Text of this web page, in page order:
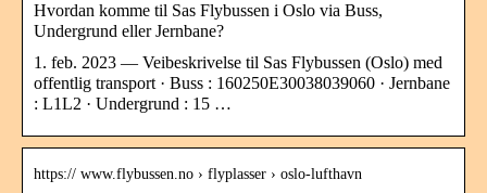
Hvordan komme til Sas Flybussen i Oslo via Buss,
Undergrund eller Jernbane?
1. feb. 2023 — Veibeskrivelse til Sas Flybussen (Oslo) med
offentlig transport · Buss : 160250E30038039060 · Jernbane
: L1L2 · Undergrund : 15 …
https:// www.flybussen.no › flyplasser › oslo-lufthavn